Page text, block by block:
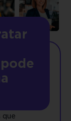
que